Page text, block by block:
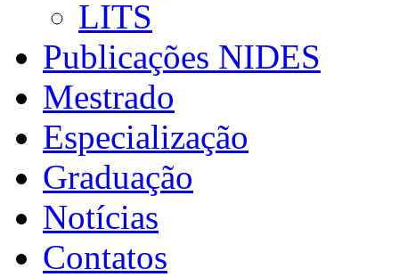
LITS
Publicações NIDES
Mestrado
Especialização
Graduação
Notícias
Contatos